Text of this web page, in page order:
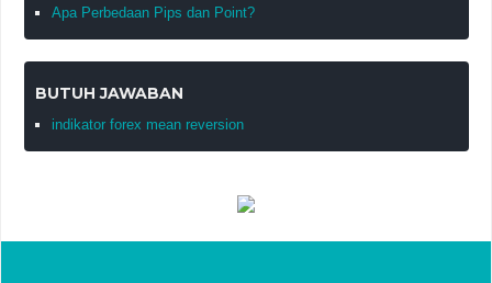
Apa Perbedaan Pips dan Point?
BUTUH JAWABAN
indikator forex mean reversion